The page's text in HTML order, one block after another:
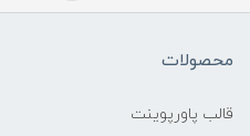
محصولات
قالب پاورپوینت